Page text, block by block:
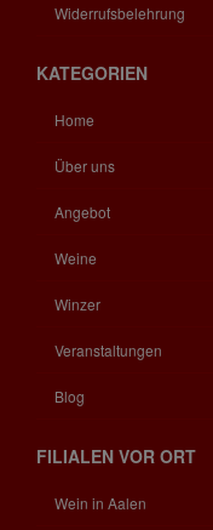
Widerrufsbelehrung
KATEGORIEN
Home
Über uns
Angebot
Weine
Winzer
Veranstaltungen
Blog
FILIALEN VOR ORT
Wein in Aalen